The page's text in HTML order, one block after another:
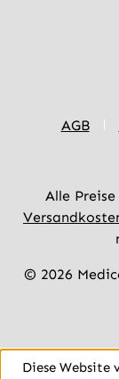
AGB
Alle
© 2026
Diese Website